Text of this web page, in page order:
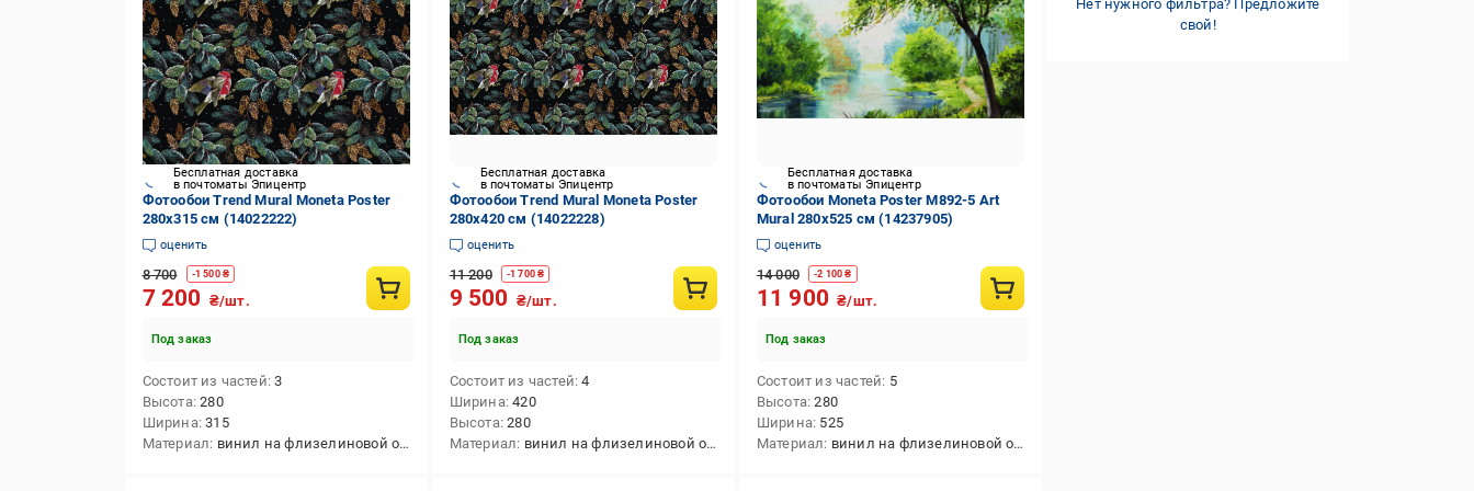
Бесплатная доставка
в почтоматы Эпицентр
Фотообои Trend Mural Moneta Poster
280х315 см (14022222)
оценить
8 700 -1 500₴
7 200 ₴/шт.
Под заказ
Состоит из частей 3
Высота 280
Ширина 315
Материал винил на флизелиновой основе
Бесплатная доставка
в почтоматы Эпицентр
Фотообои Trend Mural Moneta Poster
280х420 см (14022228)
оценить
11 200 -1 700 ₴
9 500 ₴/шт.
Под заказ
Состоит из частей 4
Ширина 420
Высота 280
Материал винил на флизелиновой основе
Бесплатная доставка
в почтоматы Эпицентр
Фотообои Moneta Poster M892-5 Art
Mural 280х525 см (14237905)
оценить
14 000 -2 100 ₴
11 900 ₴/шт.
Под заказ
Состоит из частей 5
Высота 280
Ширина 525
Материал винил на флизелиновой основе
Нет нужного фильтра? Предложите
свой!